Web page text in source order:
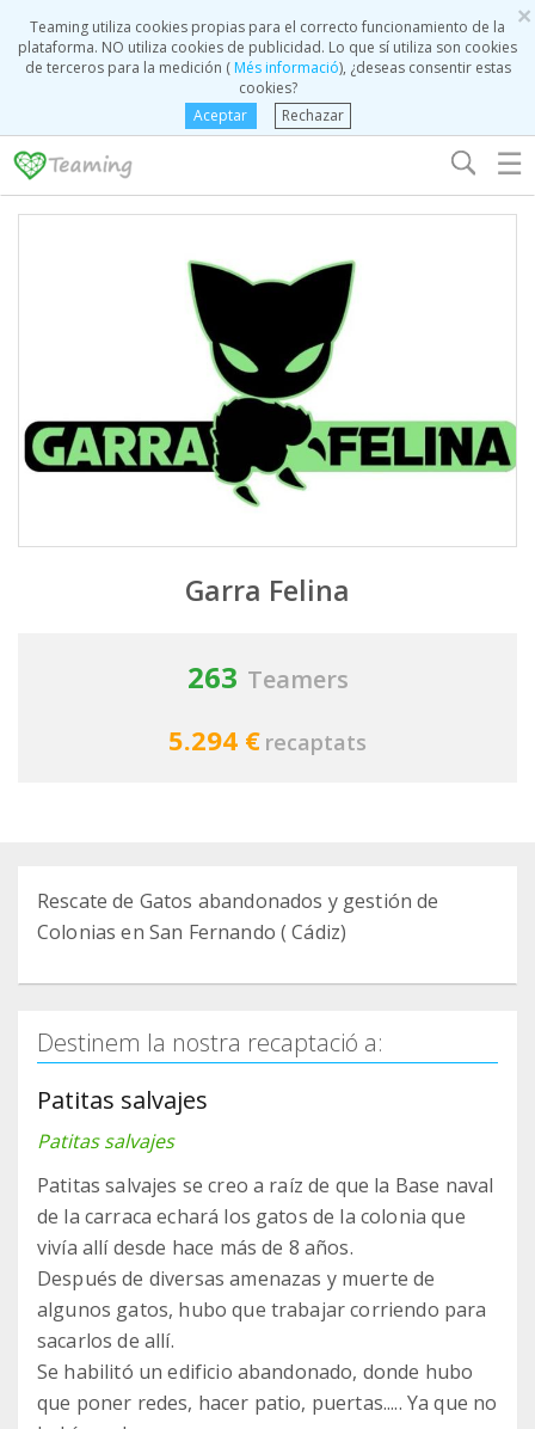
×
Teaming utiliza cookies propias para el correcto funcionamiento de la
plataforma. NO utiliza cookies de publicidad. Lo que sí utiliza son cookies
de terceros para la medición (Més informació), ¿deseas consentir estas
cookies?
Aceptar
Rechazar
☰
Garra Felina
263 Teamers
5.294 € recaptats
Rescate de Gatos abandonados y gestión de
Colonias en San Fernando ( Cádiz)
Destinem la nostra recaptació a:
Patitas salvajes
Patitas salvajes
Patitas salvajes se creo a raíz de que la Base naval
de la carraca echará los gatos de la colonia que
vivía allí desde hace más de 8 años.
Después de diversas amenazas y muerte de
algunos gatos, hubo que trabajar corriendo para
sacarlos de allí.
Se habilitó un edificio abandonado, donde hubo
que poner redes, hacer patio, puertas..... Ya que no